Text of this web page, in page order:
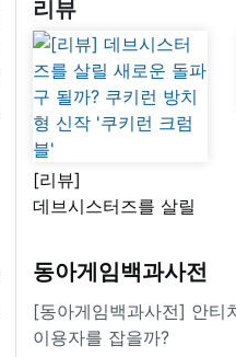
넓어지는 재미를
추구했다”
리뷰
[리뷰]
데브시스터즈를 살릴
쿠키런 방치형 신작
'쿠키런 크럼블'
동아게임백과사전
[동아게임백과사전] 안티
이용자를 잡을까?